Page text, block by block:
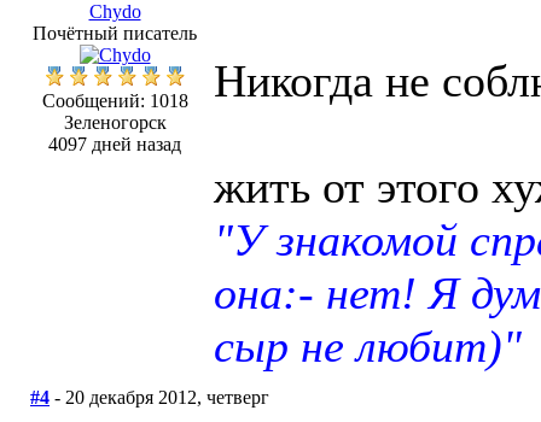
Chydo
Почётный писатель
Сообщений: 1018
Зеленогорск
4097 дней назад
Никогда не
жить от этого
"У знакомой
она:- нет! Я
сыр не любит)"
#4 - 20 декабря 2012, четверг